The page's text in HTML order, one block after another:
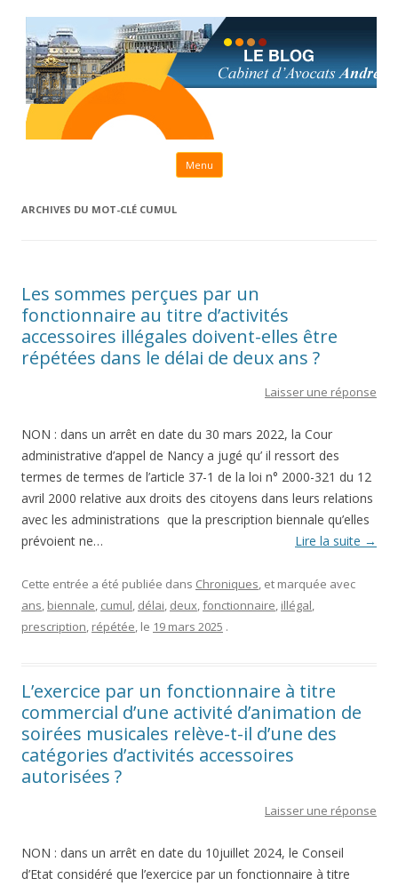
Menu Aller au contenu principal
ARCHIVES DU MOT-CLÉ CUMUL
Les sommes perçues par un
fonctionnaire au titre d’activités
accessoires illégales doivent-elles être
répétées dans le délai de deux ans ?
Laisser une réponse
NON : dans un arrêt en date du 30 mars 2022, la Cour
administrative d’appel de Nancy a jugé qu’ il ressort des
termes de termes de l’article 37-1 de la loi n° 2000-321 du 12
avril 2000 relative aux droits des citoyens dans leurs relations
avec les administrations que la prescription biennale qu’elles
prévoient ne…
Lire la suite →
Cette entrée a été publiée dans Chroniques, et marquée avec
ans, biennale, cumul, délai, deux,fonctionnaire, illégal,
prescription, répétée, le 19 mars 2025 .
L’exercice par un fonctionnaire à titre
commercial d’une activité d’animation de
soirées musicales relève-t-il d’une des
catégories d’activités accessoires
autorisées ?
Laisser une réponse
NON : dans un arrêt en date du 10juillet 2024, le Conseil
d’Etat considéré que l’exercice par un fonctionnaire à titre